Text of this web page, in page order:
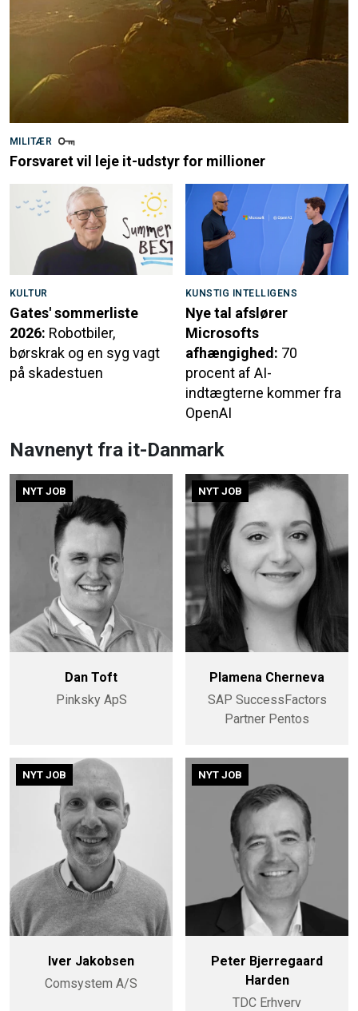
MILITÆR
Forsvaret vil leje it-udstyr for millioner
KULTUR
Gates' sommerliste
2026: Robotbiler,
børskrak og en syg vagt
på skadestuen
KUNSTIG INTELLIGENS
Nye tal afslører
Microsofts
afhængighed: 70
procent af AI-
indtægterne kommer fra
OpenAI
Navnenyt fra it-Danmark
NYT JOB
Dan Toft
Pinksky ApS
NYT JOB
Plamena Cherneva
SAP SuccessFactors
Partner Pentos
NYT JOB
Iver Jakobsen
Comsystem A/S
NYT JOB
Peter Bjerregaard
Harden
TDC Erhverv